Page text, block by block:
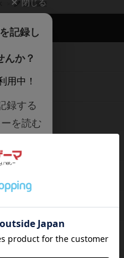
投稿履歴
閉じる
記録し
んか？
用中！
録する
を読む